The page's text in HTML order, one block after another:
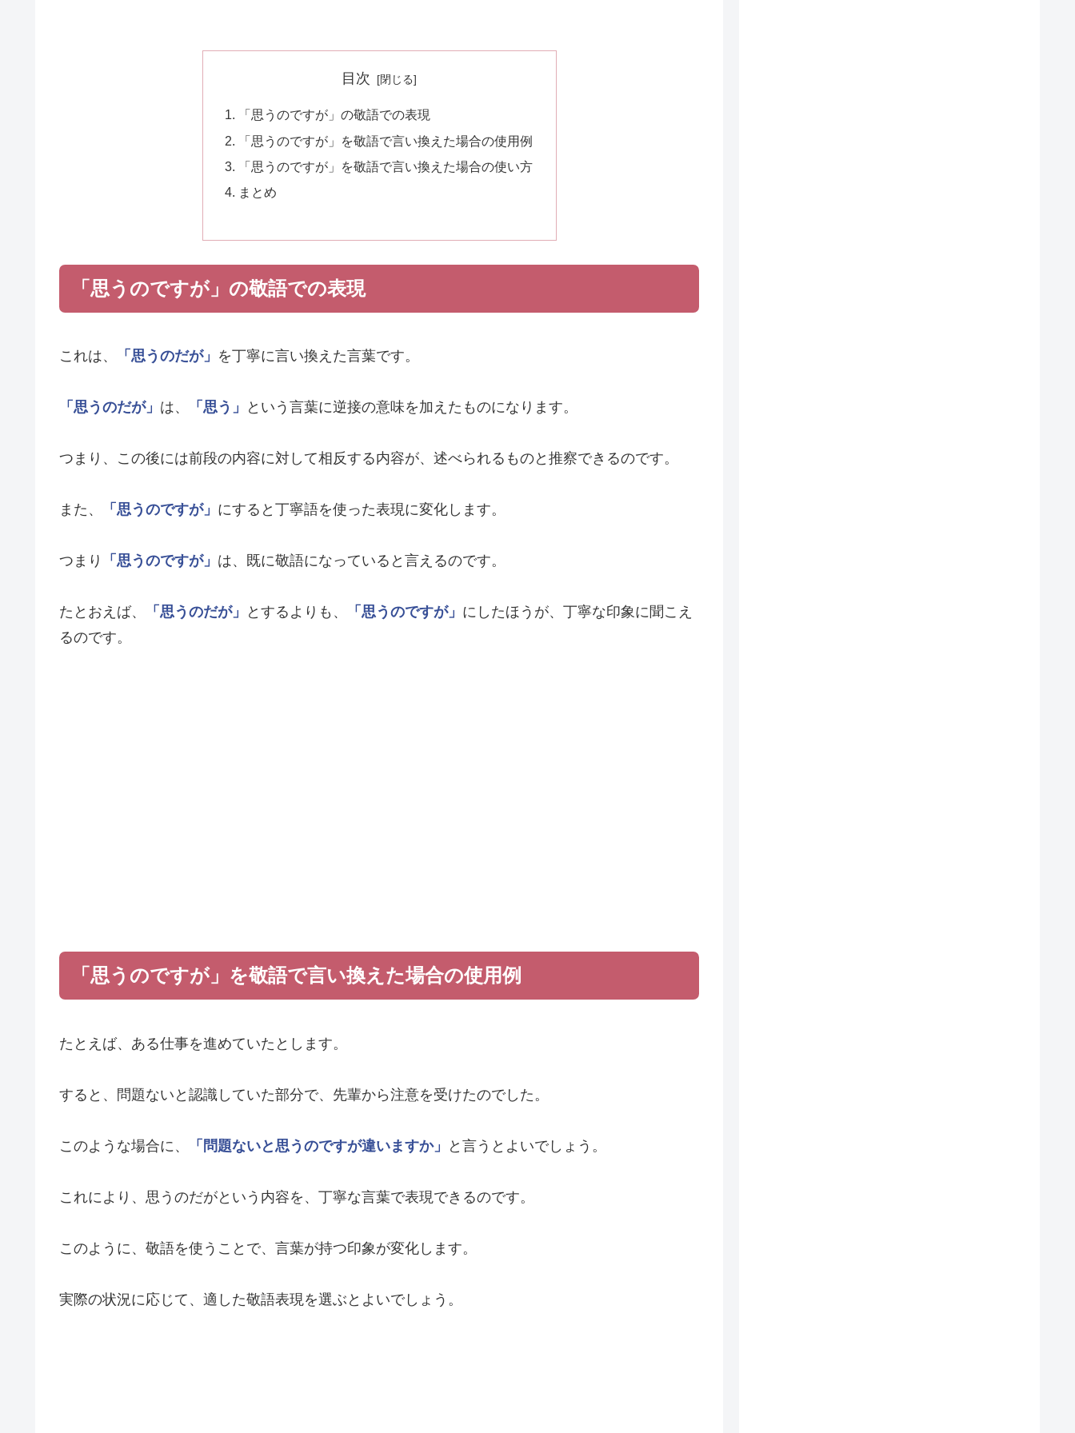
目次
「思うのですが」の敬語での表現
「思うのですが」を敬語で言い換えた場合の使用例
「思うのですが」を敬語で言い換えた場合の使い方
まとめ
「思うのですが」の敬語での表現
これは、 「思うのだが」 を丁寧に言い換えた言葉です。
「思うのだが」 は、 「思う」 という言葉に逆接の意味を加えたものになります。
つまり、この後には前段の内容に対して相反する内容が、述べられるものと推察できるのです。
また、 「思うのですが」 にすると丁寧語を使った表現に変化します。
つまり 「思うのですが」 は、既に敬語になっていると言えるのです。
たとおえば、 「思うのだが」 とするよりも、 「思うのですが」 にしたほうが、丁寧な印象に聞こえ
るのです。
「思うのですが」を敬語で言い換えた場合の使用例
たとえば、ある仕事を進めていたとします。
すると、問題ないと認識していた部分で、先輩から注意を受けたのでした。
このような場合に、 「問題ないと思うのですが違いますか」 と言うとよいでしょう。
これにより、思うのだがという内容を、丁寧な言葉で表現できるのです。
このように、敬語を使うことで、言葉が持つ印象が変化します。
実際の状況に応じて、適した敬語表現を選ぶとよいでしょう。